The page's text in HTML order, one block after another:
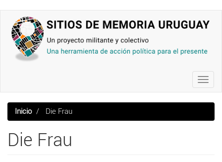
contenido
principal
Inicio Die Frau
Die Frau